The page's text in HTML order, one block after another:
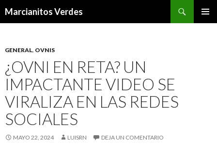
Marcianitos Verdes
GENERAL, OVNIS
¿OVNI EN RETA? UN
IMPACTANTE VIDEO SE
VIRALIZA EN LAS REDES
SOCIALES
MAYO 22, 2024 LUISRN DEJA UN COMENTARIO